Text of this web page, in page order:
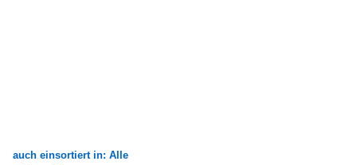
auch einsortiert in: Alle